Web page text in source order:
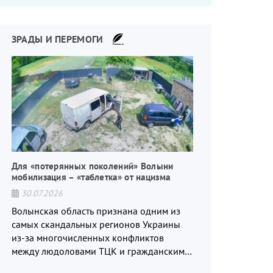
ЗРАДЫ И ПЕРЕМОГИ
Для «потерянных поколений» Волыни
мобилизация – «таблетка» от нацизма
30.07.2026
Волынская область признана одним из
самых скандальных регионов Украины
из-за многочисленных конфликтов
между людоловами ТЦК и гражданским